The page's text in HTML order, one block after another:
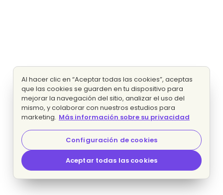
Al hacer clic en “Aceptar todas las cookies”, aceptas
que las cookies se guarden en tu dispositivo para
mejorar la navegación del sitio, analizar el uso del
mismo, y colaborar con nuestros estudios para
marketing. Más información sobre su privacidad
Configuración de cookies
Aceptar todas las cookies